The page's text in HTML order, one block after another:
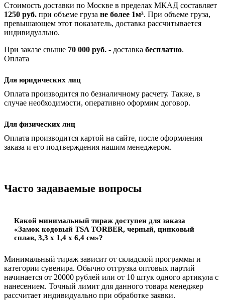
Стоимость доставки по Москве в пределах МКАД составляет
1250 руб. при объеме груза не более 1м³. При объеме груза,
превышающем этот показатель, доставка рассчитывается
индивидуально.
При заказе свыше 70 000 руб. - доставка бесплатно.
Оплата
Для юридических лиц
Оплата производится по безналичному расчету. Также, в
случае необходимости, оперативно оформим договор.
Для физических лиц
Оплата производится картой на сайте, после оформления
заказа и его подтверждения нашим менеджером.
Часто задаваемые вопросы
Какой минимальный тираж доступен для заказа
«Замок кодовый TSA TORBER, черный, цинковый
сплав, 3,3 x 1,4 x 6,4 см»?
Минимальный тираж зависит от складской программы и
категории сувенира. Обычно отгрузка оптовых партий
начинается от 20000 рублей или от 10 штук одного артикула с
нанесением. Точный лимит для данного товара менеджер
рассчитает индивидуально при обработке заявки.